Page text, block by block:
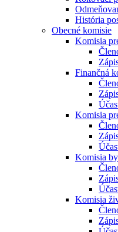
História
Obecné komisie
Komisia
Finančná
Komisia
Komisia
Komisia